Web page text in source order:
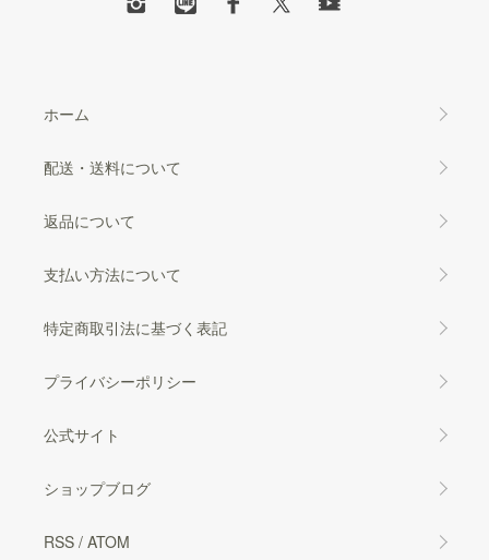
ホーム
配送・送料について
返品について
支払い方法について
特定商取引法に基づく表記
プライバシーポリシー
公式サイト
ショップブログ
RSS / ATOM